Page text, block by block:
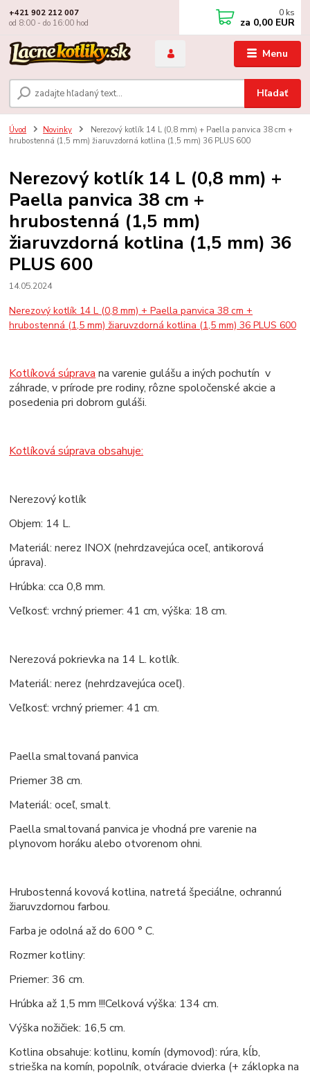
Menu
Hľadať
+421 902 212 007
od 8:00 - do 16:00 hod
0 ks
za 0,00 EUR
Úvod Novinky
Nerezový kotlík 14 L (0,8 mm) + Paella panvica 38 cm +
hrubostenná (1,5 mm) žiaruvzdorná kotlina (1,5 mm) 36 PLUS 600
Nerezový kotlík 14 L (0,8 mm) +
Paella panvica 38 cm +
hrubostenná (1,5 mm)
žiaruvzdorná kotlina (1,5 mm) 36
PLUS 600
14.05.2024
Nerezový kotlík 14 L (0,8 mm) + Paella panvica 38 cm +
hrubostenná (1,5 mm) žiaruvzdorná kotlina (1,5 mm) 36 PLUS 600
Kotlíková súprava na varenie gulášu a iných pochutín v
záhrade, v prírode pre rodiny, rôzne spoločenské akcie a
posedenia pri dobrom guláši.
Kotlíková súprava obsahuje:
Nerezový kotlík
Objem: 14 L.
Materiál: nerez INOX (nehrdzavejúca oceľ, antikorová
úprava).
Hrúbka: cca 0,8 mm.
Veľkosť: vrchný priemer: 41 cm, výška: 18 cm.
Nerezová pokrievka na 14 L. kotlík.
Materiál: nerez (nehrdzavejúca oceľ).
Veľkosť: vrchný priemer: 41 cm.
Paella smaltovaná panvica
Priemer 38 cm.
Materiál: oceľ, smalt.
Paella smaltovaná panvica je vhodná pre varenie na
plynovom horáku alebo otvorenom ohni.
Hrubostenná kovová kotlina, natretá špeciálne, ochrannú
žiaruvzdornou farbou.
Farba je odolná až do 600 ° C.
Rozmer kotliny:
Priemer: 36 cm.
Hrúbka až 1,5 mm !!!Celková výška: 134 cm.
Výška nožičiek: 16,5 cm.
Kotlina obsahuje: kotlinu, komín (dymovod): rúra, kĺb,
strieška na komín, popolník, otváracie dvierka (+ záklopka na